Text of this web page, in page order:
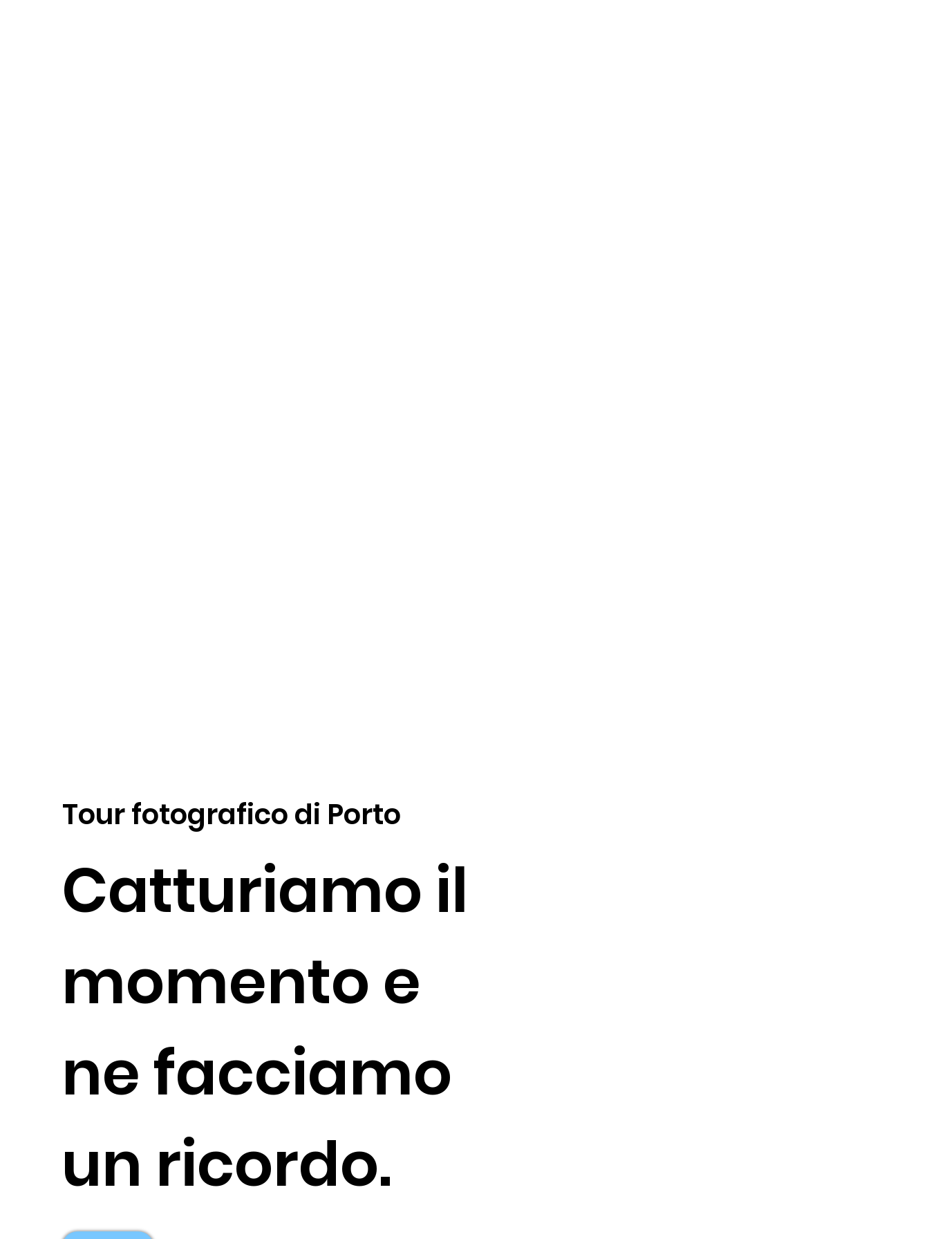
Tour fotografico di Porto
Catturiamo il
momento e
ne facciamo
un ricordo.